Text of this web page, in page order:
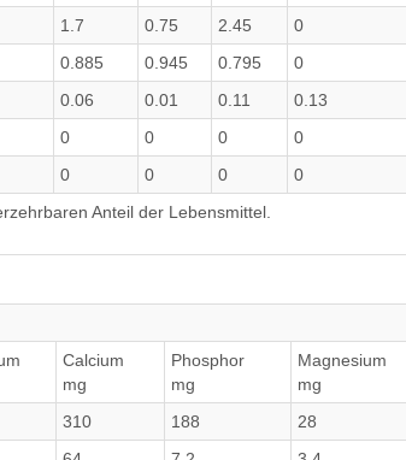
1.7 0.75 2.45 0
0.885 0.945 0.795 0
0.06 0.01 0.11 0.13
0 0 0 0
0 0 0 0
Anteil der Lebensmittel.
Calcium
mg
Phosphor
mg
Magnesium
mg
310 188 28